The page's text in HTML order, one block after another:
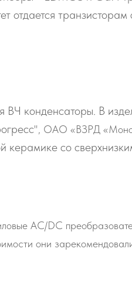
отдается
ВЧ конденсаторы. В
", ОАО «ВЗРД
керамике со
AC/DC
они